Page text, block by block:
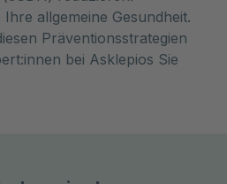
allgemeine Gesundheit.
Präventionsstrategien
bei Asklepios Sie